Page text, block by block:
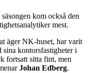
kom också den
mest.
äger NK-huset, har varit
sina kontorsfastigheter i
fortsatt sitta fint, men
Johan Edberg.